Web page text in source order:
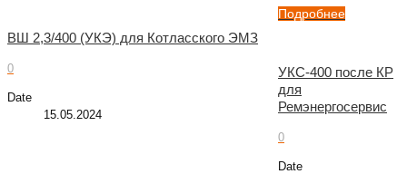
ВШ 2,3/400 (УКЭ) для Котласского ЭМЗ
0
Date
15.05.2024
Подробнее
УКС-400 после КР
для
Ремэнергосервис
0
Date